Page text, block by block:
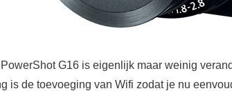
G16 is eigenlijk maar weinig
is de toevoeging van Wifi zodat je nu